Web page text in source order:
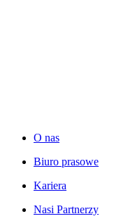
O nas
Biuro prasowe
Kariera
Nasi Partnerzy